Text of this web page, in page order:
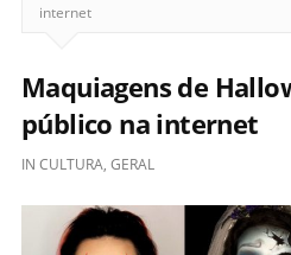
internet
Maquiagens de
público na internet
IN CULTURA, GERAL